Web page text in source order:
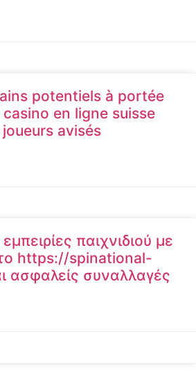
potentiels à portée
en ligne suisse
avisés
παιχνιδιού με
το https://spinational-
ασφαλείς συναλλαγές